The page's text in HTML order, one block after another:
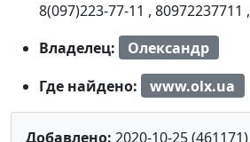
8(097)223-77-11 , 80972237711 ,
Владелец:
Олександр
Где найдено:
www.olx.ua
Добавлено: 2020-10-25 (461171)